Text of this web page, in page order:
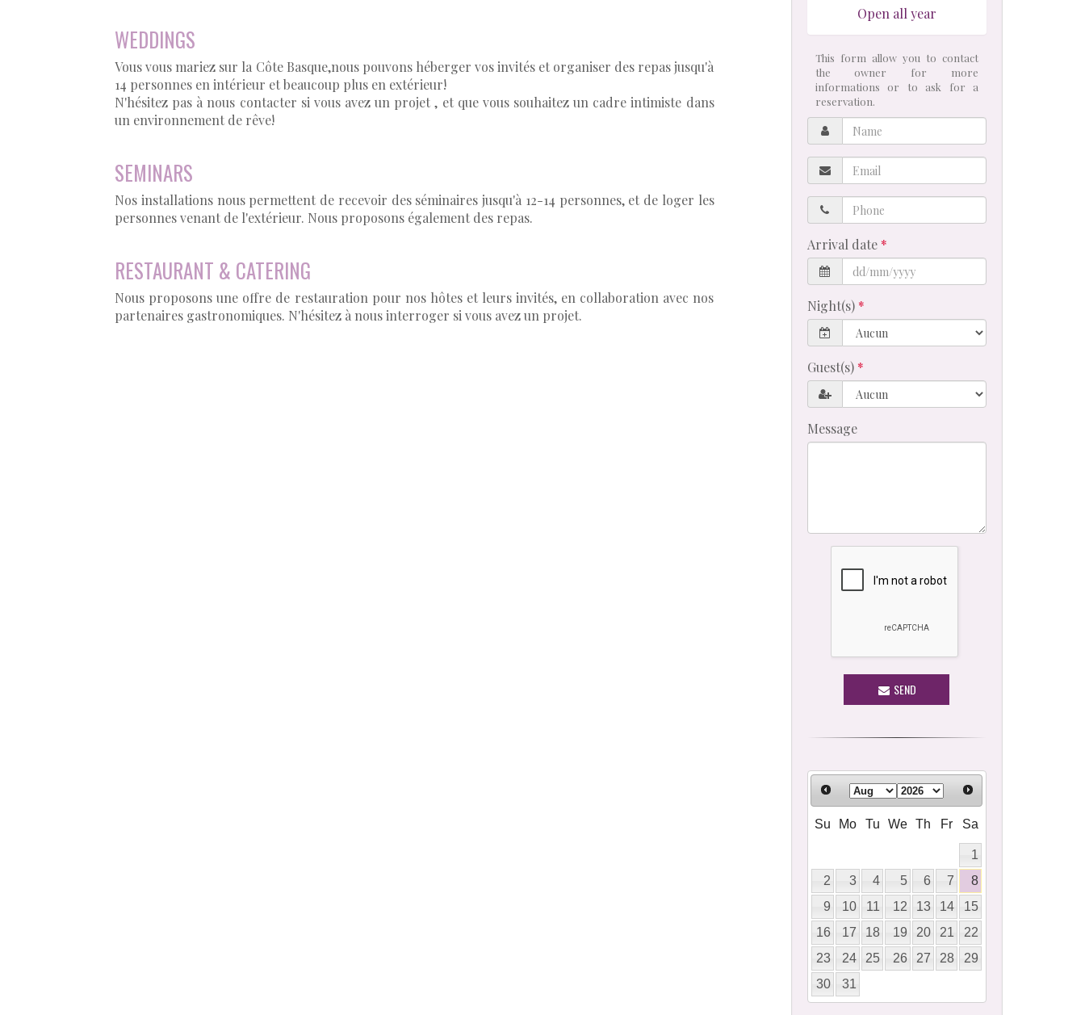
WEDDINGS
Vous vous mariez sur la Côte Basque,nous pouvons héberger vos invités et organiser des repas jusqu'à
14 personnes en intérieur et beaucoup plus en extérieur!
N'hésitez pas à nous contacter si vous avez un projet , et que vous souhaitez un cadre intimiste dans
un environnement de rêve!
SEMINARS
Nos installations nous permettent de recevoir des séminaires jusqu'à 12-14 personnes, et de loger les
personnes venant de l'extérieur. Nous proposons également des repas.
RESTAURANT & CATERING
Nous proposons une offre de restauration pour nos hôtes et leurs invités, en collaboration avec nos
partenaires gastronomiques. N'hésitez à nous interroger si vous avez un projet.
Open all year
This form allow you to contact
the owner for more
informations or to ask for a
reservation.
Name
Email
Phone
Arrival date
Night(s)
Guest(s)
Message
SEND
Su Mo Tu We Th Fr Sa
1
2
3 4 5 6 7
8
9
10 11 12 13 14
15
16
17 18 19 20 21
22
23
24 25 26 27 28
29
30
31